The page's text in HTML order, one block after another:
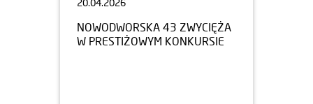
NOWODWORSKA 43 ZWYCIĘŻA
W PRESTIŻOWYM KONKURSIE